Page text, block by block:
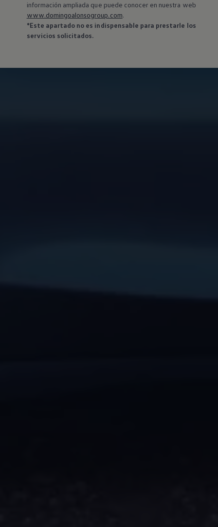
información ampliada que puede conocer en nuestra web
www.domingoalonsogroup.com.
*Este apartado no es indispensable para prestarle los
servicios solicitados.